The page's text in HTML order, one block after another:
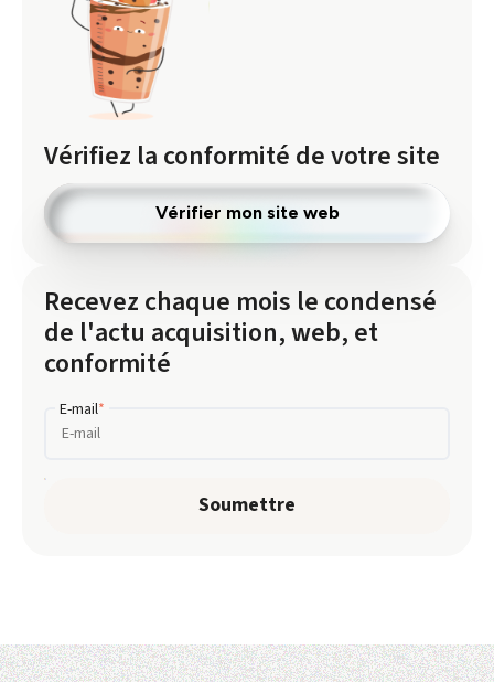
Vérifiez la conformité de votre site
Vérifier mon site web
Recevez chaque mois le condensé
de l'actu acquisition, web, et
conformité
E-mail*